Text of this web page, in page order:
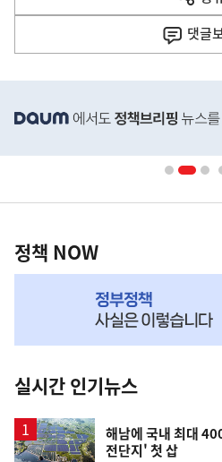
음
열
기
댓글
단
영
책
NOW,
뉴
스
정책 NOW
실시간 인기뉴스
해남에 국내 최대
전단지' 첫 삽